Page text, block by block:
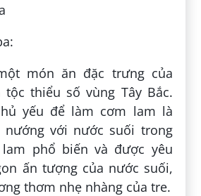
món ăn đặc trưng của
thiểu số vùng Tây Bắc.
yếu để làm cơm lam là
nướng với nước suối trong
phổ biến và được yêu
ấn tượng của nước suối,
thơm nhẹ nhàng của tre.